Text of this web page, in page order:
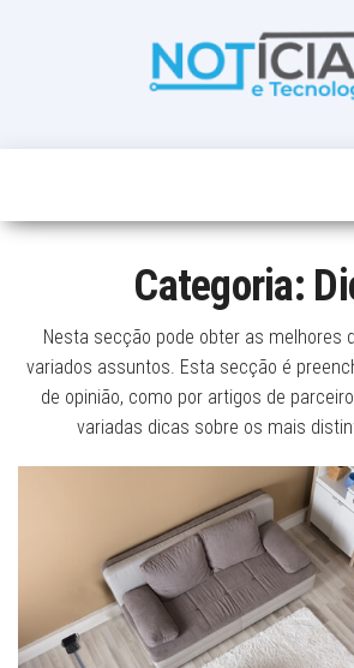
noticias de
num só lugar
Categoria:
Nesta secção pode obter as melhores
variados assuntos. Esta secção é
de opinião, como por artigos de
variadas dicas sobre os mais